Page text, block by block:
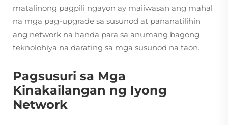
matalinong pagpili ngayon ay maiiwasan ang mahal
na mga pag-upgrade sa susunod at pananatilihin
ang network na handa para sa anumang bagong
teknolohiya na darating sa mga susunod na taon.
Pagsusuri sa Mga
Kinakailangan ng Iyong
Network